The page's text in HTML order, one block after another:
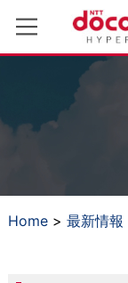
Home> 最新情報